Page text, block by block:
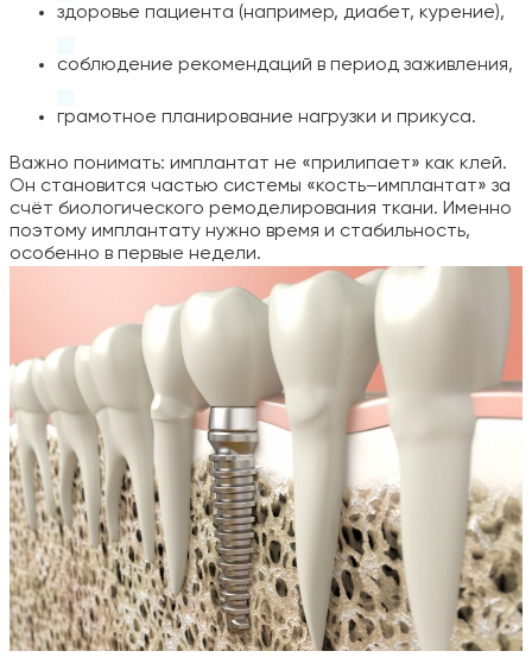
здоровье пациента (например, диабет, курение),
соблюдение рекомендаций в период заживления,
грамотное планирование нагрузки и прикуса.
Важно понимать: имплантат не «прилипает» как клей.
Он становится частью системы «кость–имплантат» за
счёт биологического ремоделирования ткани. Именно
поэтому имплантату нужно время и стабильность,
особенно в первые недели.